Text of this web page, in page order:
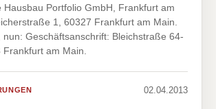
Hausbau Portfolio GmbH, Frankfurt am
1, 60327 Frankfurt am Main.
nun: Geschäftsanschrift: Bleichstraße 64-
am Main.
02.04.2013